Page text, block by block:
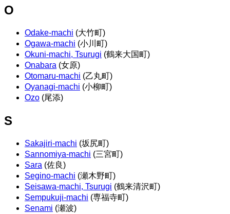
O
Odake-machi (大竹町)
Ogawa-machi (小川町)
Okuni-machi, Tsurugi (鶴来大国町)
Onabara (女原)
Otomaru-machi (乙丸町)
Oyanagi-machi (小柳町)
Ozo (尾添)
S
Sakajiri-machi (坂尻町)
Sannomiya-machi (三宮町)
Sara (佐良)
Segino-machi (瀬木野町)
Seisawa-machi, Tsurugi (鶴来清沢町)
Sempukuji-machi (専福寺町)
Senami (瀬波)